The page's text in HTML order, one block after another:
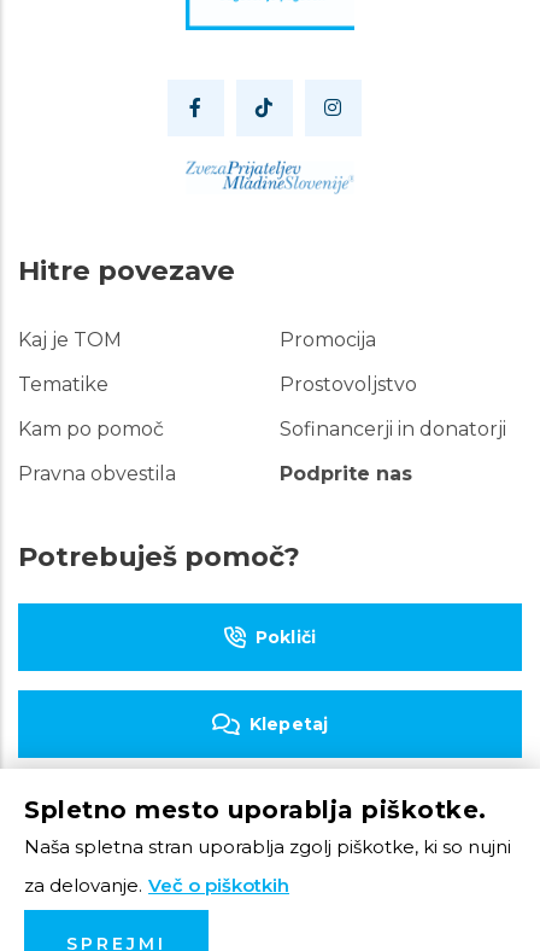
Hitre povezave
Hitre
povezave
Kaj je TOM
Tematike
Kam po pomoč
Pravna obvestila
Promocija
Prostovoljstvo
Sofinancerji in donatorji
Podprite nas
Potrebuješ pomoč?
Pokliči
Klepetaj
Piši e-pošto
Spletno mesto uporablja piškotke.
Naša spletna stran uporablja zgolj piškotke, ki so nujni
za delovanje. Več o piškotkih
SPREJMI